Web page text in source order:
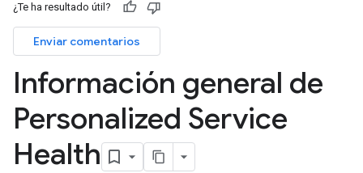
¿Te ha resultado útil?
Enviar comentarios
Información general de
Personalized Service
Health